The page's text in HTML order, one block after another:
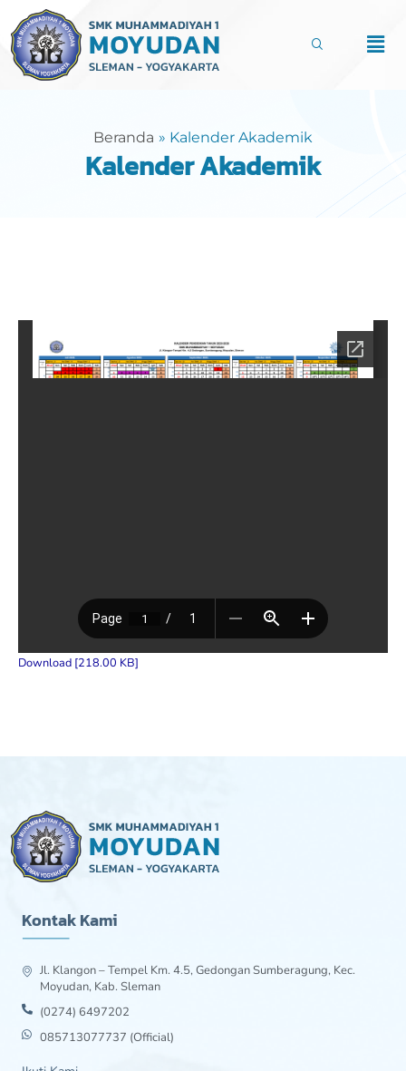
Lewati
konten
Beranda Kalender Akademik
Kalender Akademik
Download [218.00 KB]
Kontak Kami
Jl. Klangon – Tempel Km. 4.5, Gedongan Sumberagung, Kec.
Moyudan, Kab. Sleman
(0274) 6497202
085713077737 (Official)